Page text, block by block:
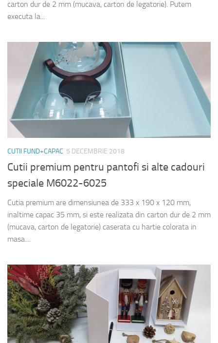
carton dur de 2 mm (mucava, carton de legatorie). Putem
executa la...
CUTII FUND+CAPAC 5 DECEMBRIE 2018
Cutii premium pentru pantofi si alte cadouri
speciale M6022-6025
Cutia premium are dimensiunea de 333 x 190 x 120 mm,
inaltime capac 35 mm, si este realizata din carton dur de 2 mm
(mucava, carton de legatorie) caserata cu hartie colorata in
masa....